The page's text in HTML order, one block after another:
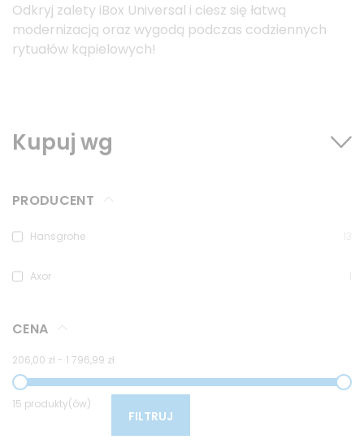
Odkryj zalety iBox Universal i ciesz się łatwą
modernizacją oraz wygodą podczas codziennych
rytuałów kąpielowych!
Kupuj wg
PRODUCENT
Hansgrohe
Axor
CENA
206,00 zł - 1 796,99 zł
15 produkty(ów)
FILTRUJ